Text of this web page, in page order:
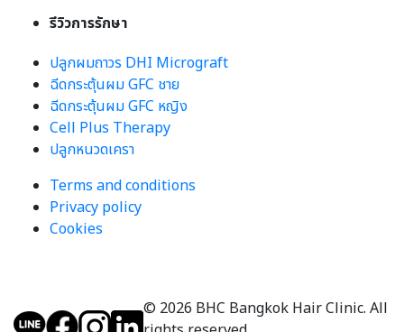
รีวิวการรักษา
ปลูกผมถาวร DHI Micrograft
ฉีดกระตุ้นผม GFC ชาย
ฉีดกระตุ้นผม GFC หญิง
Cell Plus Therapy
ปลูกหนวดเครา
Terms and conditions
Privacy policy
Cookies
© 2026 BHC Bangkok Hair Clinic. All